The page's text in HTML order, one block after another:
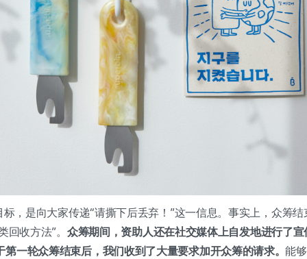
标，是向大家传递“请撕下后丢弃！”这一信息。事实上，众筹
回收方法”。 众筹期间，资助人还在社交媒体上自发地进行了
第一轮众筹结束后，我们收到了大量要求加开众筹的请求。能